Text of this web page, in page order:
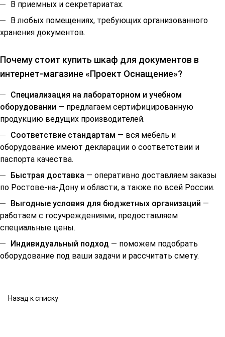
В приемных и секретариатах.
В любых помещениях, требующих организованного
хранения документов.
Почему стоит купить шкаф для документов в
интернет-магазине «Проект Оснащение»?
Специализация на лабораторном и учебном
оборудовании — предлагаем сертифицированную
продукцию ведущих производителей.
Соответствие стандартам — вся мебель и
оборудование имеют декларации о соответствии и
паспорта качества.
Быстрая доставка — оперативно доставляем заказы
по Ростове-на-Дону и области, а также по всей России.
Выгодные условия для бюджетных организаций —
работаем с госучреждениями, предоставляем
специальные цены.
Индивидуальный подход — поможем подобрать
оборудование под ваши задачи и рассчитать смету.
Назад к списку